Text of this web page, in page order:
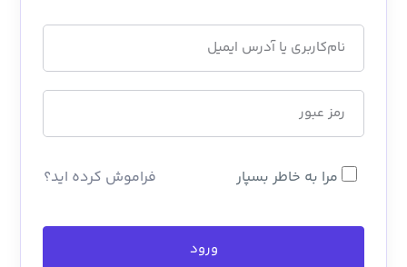
مرا به خاطر بسپار فراموش کرده اید؟
ورود